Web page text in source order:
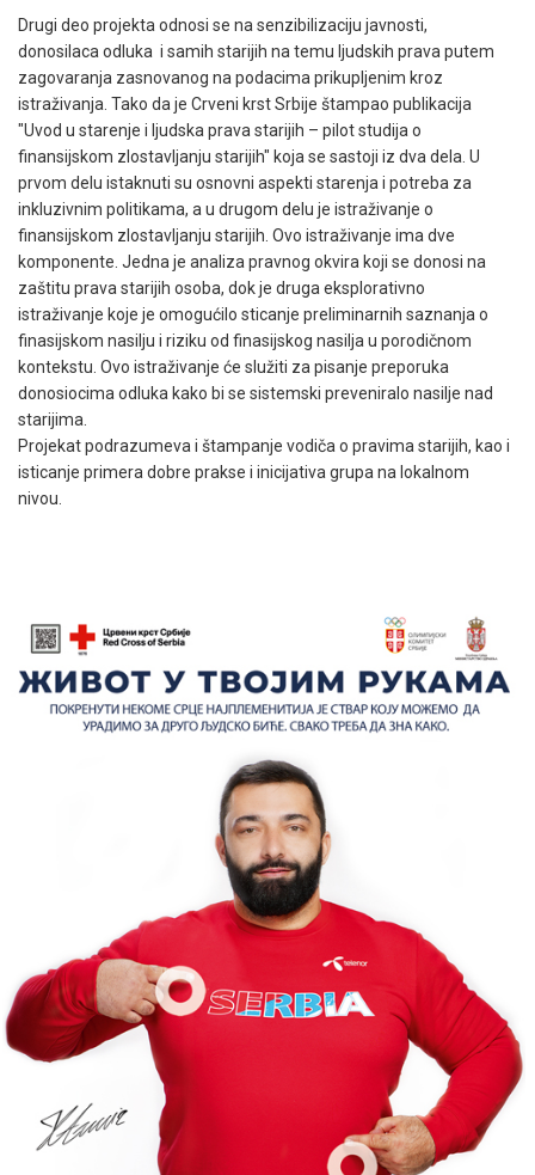
Drugi deo projekta odnosi se na senzibilizaciju javnosti,
donosilaca odluka i samih starijih na temu ljudskih prava putem
zagovaranja zasnovanog na podacima prikupljenim kroz
istraživanja. Tako da je Crveni krst Srbije štampao publikacija
"Uvod u starenje i ljudska prava starijih – pilot studija o
finansijskom zlostavljanju starijih" koja se sastoji iz dva dela. U
prvom delu istaknuti su osnovni aspekti starenja i potreba za
inkluzivnim politikama, a u drugom delu je istraživanje o
finansijskom zlostavljanju starijih. Ovo istraživanje ima dve
komponente. Jedna je analiza pravnog okvira koji se donosi na
zaštitu prava starijih osoba, dok je druga eksplorativno
istraživanje koje je omogućilo sticanje preliminarnih saznanja o
finasijskom nasilju i riziku od finasijskog nasilja u porodičnom
kontekstu. Ovo istraživanje će služiti za pisanje preporuka
donosiocima odluka kako bi se sistemski preveniralo nasilje nad
starijima.
Projekat podrazumeva i štampanje vodiča o pravima starijih, kao i
isticanje primera dobre prakse i inicijativa grupa na lokalnom
nivou.